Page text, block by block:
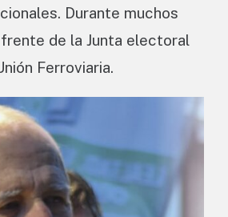
Durante muchos
de la Junta electoral
Ferroviaria.